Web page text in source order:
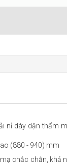
nỉ dày dặn thẩm
(880 - 940) mm
chắc chắn, khả